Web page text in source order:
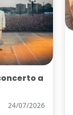
a
24/07/2026